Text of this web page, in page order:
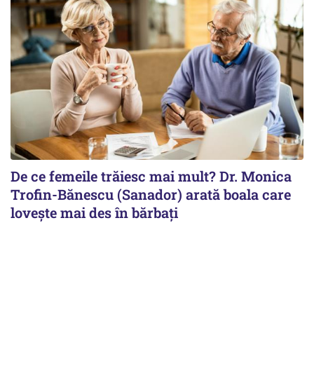
De ce femeile trăiesc mai mult? Dr. Monica
Trofin-Bănescu (Sanador) arată boala care
lovește mai des în bărbați